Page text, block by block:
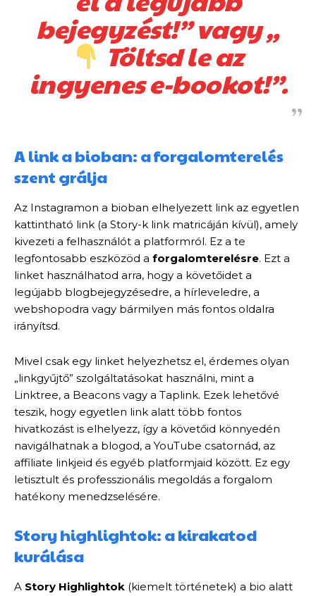
bejegyzést!” vagy „
Töltsd le az
ingyenes e-bookot!”.
A link a bioban: a forgalomterelés
szent grálja
Az Instagramon a bioban elhelyezett link az egyetlen
kattintható link (a Story-k link matricáján kívül), amely
kivezeti a felhasználót a platformról. Ez a te
legfontosabb eszközöd a forgalomterelésre. Ezt a
linket használhatod arra, hogy a követőidet a
legújabb blogbejegyzésedre, a hírleveledre, a
webshopodra vagy bármilyen más fontos oldalra
irányítsd.
Mivel csak egy linket helyezhetsz el, érdemes olyan
„linkgyűjtő” szolgáltatásokat használni, mint a
Linktree, a Beacons vagy a Taplink. Ezek lehetővé
teszik, hogy egyetlen link alatt több fontos
hivatkozást is elhelyezz, így a követőid könnyedén
navigálhatnak a blogod, a YouTube csatornád, az
affiliate linkjeid és egyéb platformjaid között. Ez egy
letisztult és professzionális megoldás a forgalom
hatékony menedzselésére.
Story highlightok: a kirakatod
kurálása
A Story Highlightok (kiemelt történetek) a bio alatt